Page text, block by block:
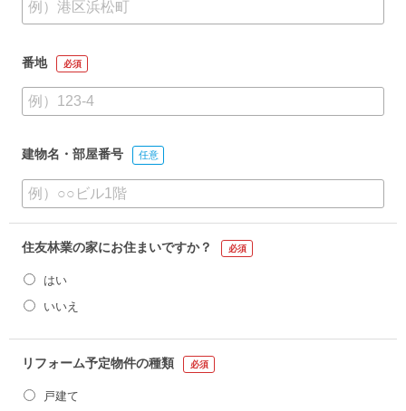
番地 必須
建物名・部屋番号 任意
住友林業の家にお住まいですか？ 必須
はい
いいえ
リフォーム予定物件の種類 必須
戸建て